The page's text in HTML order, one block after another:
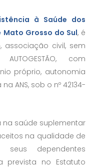
à Saúde dos
Mato Grosso do Sul, é
civil, sem
com
próprio, autonomia
ANS, sob o nº 42134-
na saúde suplementar
na qualidade de
dependentes
prevista no Estatuto